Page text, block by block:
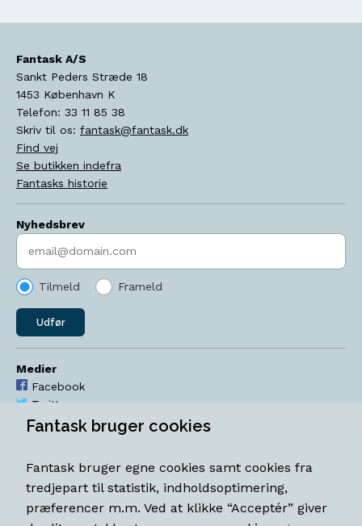
Fantask A/S
Sankt Peders Stræde 18
1453 København K
Telefon: 33 11 85 38
Skriv til os: fantask@fantask.dk
Find vej
Se butikken indefra
Fantasks historie
Nyhedsbrev
Indtast søgeord
Tilmeld Frameld
Udfør
Medier
Facebook
Twitter
YouTube
Åbningstider
Mandag-torsdag 11-18
Fredag 11-18.30
Fantask bruger cookies
Fantask bruger egne cookies samt cookies fra
tredjepart til statistik, indholdsoptimering,
præferencer m.m. Ved at klikke “Acceptér” giver